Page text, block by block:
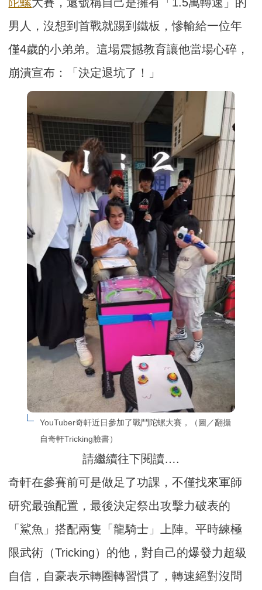
男人，沒想到首戰就踢到鐵板，慘輸給一位年
僅4歲的小弟弟。這場震撼教育讓他當場心碎，
崩潰宣布：「決定退坑了！」
YouTuber奇軒近日參加了戰鬥陀螺大賽，（圖／翻攝
自奇軒Tricking臉書）
請繼續往下閱讀….
奇軒在參賽前可是做足了功課，不僅找來軍師
研究最強配置，最後決定祭出攻擊力破表的
「鯊魚」搭配兩隻「龍騎士」上陣。平時練極
限武術（Tricking）的他，對自己的爆發力超級
自信，自豪表示轉圈轉習慣了，轉速絕對沒問